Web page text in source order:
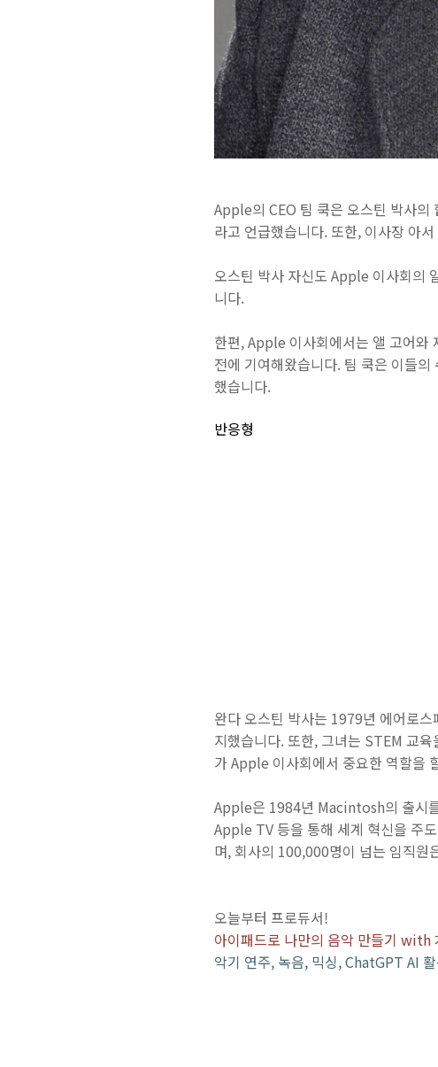
Apple의 CEO 팀 쿡은 오스틴 박사의
라고 언급했습니다. 또한, 이사장 아
오스틴 박사 자신도 Apple 이사회의
니다.
한편, Apple 이사회에서는 앨 고어
전에 기여해왔습니다. 팀 쿡은 이들
했습니다.
반응형
완다 오스틴 박사는 1979년 에어로
지했습니다. 또한, 그녀는 STEM 교
가 Apple 이사회에서 중요한 역할을
Apple은 1984년 Macintosh의 출시
Apple TV 등을 통해 세계 혁신을 주
며, 회사의 100,000명이 넘는 임직원
오늘부터 프로듀서!
아이패드로 나만의 음악 만들기 with
악기 연주, 녹음, 믹싱, ChatGPT AI